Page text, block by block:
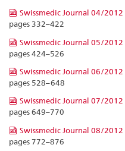
Swissmedic Journal 04/2012
pages 332–422
Swissmedic Journal 05/2012
pages 424–526
Swissmedic Journal 06/2012
pages 528–648
Swissmedic Journal 07/2012
pages 649–770
Swissmedic Journal 08/2012
pages 772–876